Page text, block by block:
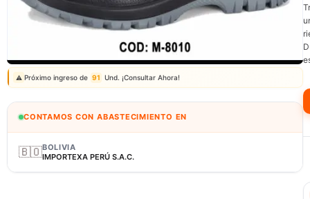
Correo: ventas@fagy.com.pe (01) 6371882 - 915 330 639
⚠️ Próximo ingreso de 91 Und. ¡Consultar Ahora!
CONTAMOS CON ABASTECIMIENTO EN
🇧🇴BOLIVIA
IMPORTEXA PERÚ S.A.C.